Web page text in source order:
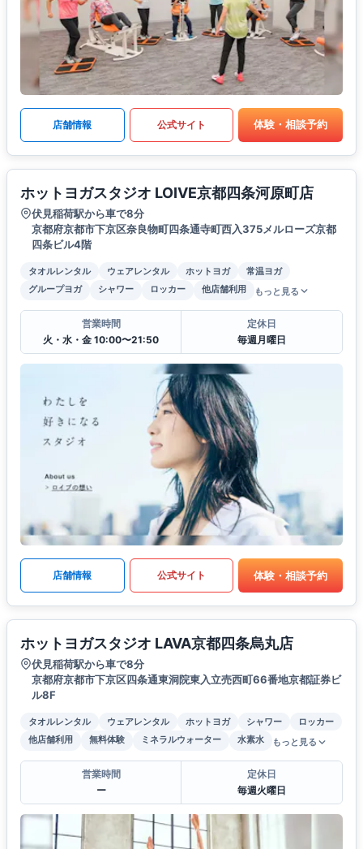
店舗情報 公式サイト 体験・相談予約
ホットヨガスタジオ LOIVE京都四条河原町店
伏見稲荷駅から車で8分
京都府京都市下京区奈良物町四条通寺町西入375メルローズ京都
四条ビル4階
タオルレンタル ウェアレンタル ホットヨガ
常温ヨガ
グループヨガ
シャワー ロッカー 他店舗利用 もっと見る
営業時間
火・水・金 10:00〜21:50
定休日
毎週月曜日
店舗情報 公式サイト 体験・相談予約
ホットヨガスタジオ LAVA京都四条烏丸店
伏見稲荷駅から車で8分
京都府京都市下京区四条通東洞院東入立売西町66番地京都証券ビ
ル8F
タオルレンタル ウェアレンタル ホットヨガ シャワー
ロッカー
他店舗利用
無料体験 ミネラルウォーター 水素水 もっと見る
営業時間
ー
定休日
毎週火曜日